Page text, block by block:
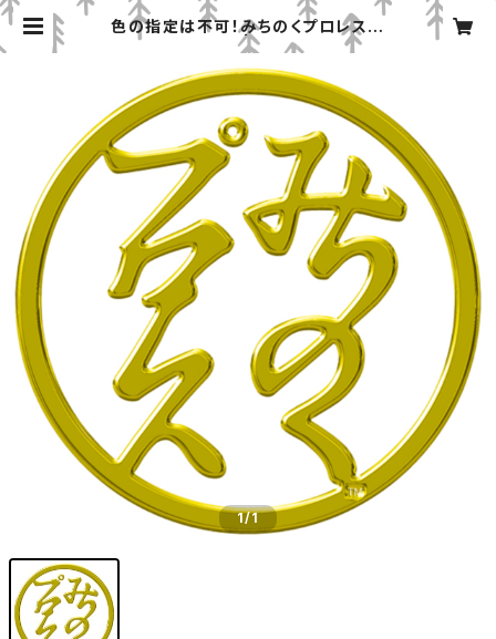
色の指定は不可！みちのくプロレス丸
ロゴＴシャツ（Ｌ） | みちのくプロレス
プ
1/1